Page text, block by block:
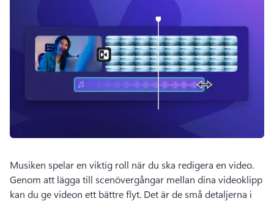
Genom att lägga till scenövergångar mellan dina videoklipp
kan du ge videon ett bättre flyt. Det är de små detaljerna i